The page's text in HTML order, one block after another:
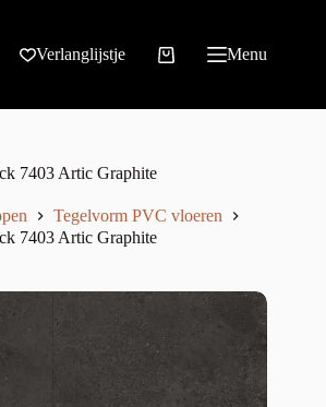
Verlanglijstje Menu
7403 Artic Graphite
Tegelvorm PVC vloeren
7403 Artic Graphite